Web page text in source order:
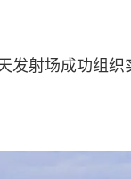
发射场成功组